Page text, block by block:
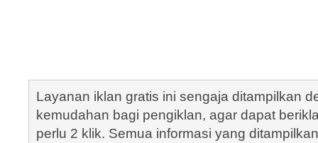
Layanan iklan gratis ini sengaja ditampilkan
kemudahan bagi pengiklan, agar dapat
perlu 2 klik. Semua informasi yang